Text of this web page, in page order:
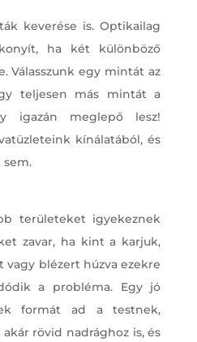
keverése is. Optikailag
ha két különböző
Válasszunk egy mintát az
teljesen más mintát a
igazán meglepő lesz!
kínálatából, és
területeket igyekeznek
zavar, ha kint a karjuk,
vagy blézert húzva ezekre
a probléma. Egy jó
formát ad a testnek,
rövid nadrághoz is, és